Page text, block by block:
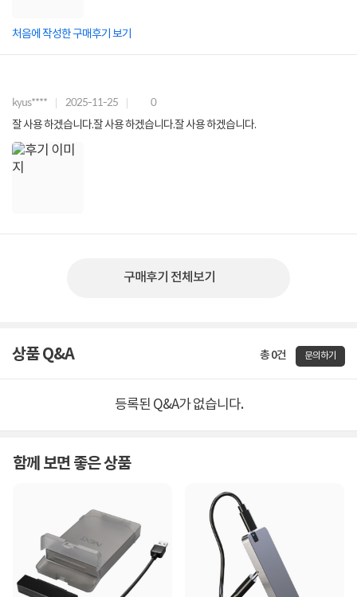
처음에 작성한 구매후기 보기
kyus**** 2025-11-25 0
잘 사용 하겠습니다.잘 사용 하겠습니다.잘 사용 하겠습니다.
구매후기 전체보기
상품 Q&A 총 0건 문의하기
등록된 Q&A가 없습니다.
함께 보면 좋은 상품